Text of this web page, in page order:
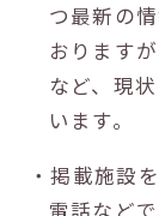
つ最新の
おります
など、現
います。
・掲載施設
電話など